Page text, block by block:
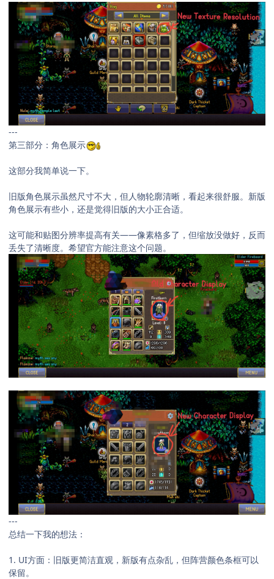
---
第三部分：角色展示
这部分我简单说一下。
旧版角色展示虽然尺寸不大，但人物轮廓清晰，看起来很舒服。新版
角色展示有些小，还是觉得旧版的大小正合适。
这可能和贴图分辨率提高有关——像素格多了，但缩放没做好，反而
丢失了清晰度。希望官方能注意这个问题。
---
总结一下我的想法：
1. UI方面：旧版更简洁直观，新版有点杂乱，但阵营颜色条框可以
保留。